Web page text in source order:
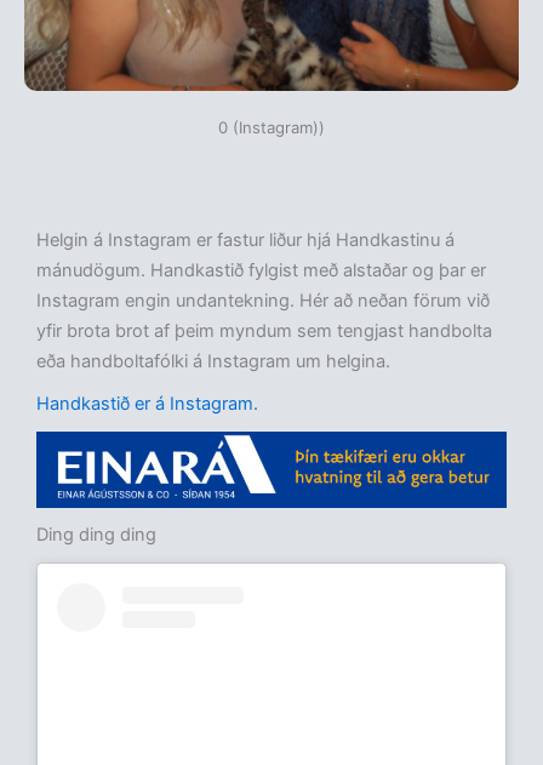
0 (Instagram))
Helgin á Instagram er fastur liður hjá Handkastinu á
mánudögum. Handkastið fylgist með alstaðar og þar er
Instagram engin undantekning. Hér að neðan förum við
yfir brota brot af þeim myndum sem tengjast handbolta
eða handboltafólki á Instagram um helgina.
Handkastið er á Instagram.
Ding ding ding